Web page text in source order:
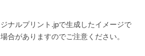
ナルプリント.jpで生成したイメージで
合がありますのでご注意ください。